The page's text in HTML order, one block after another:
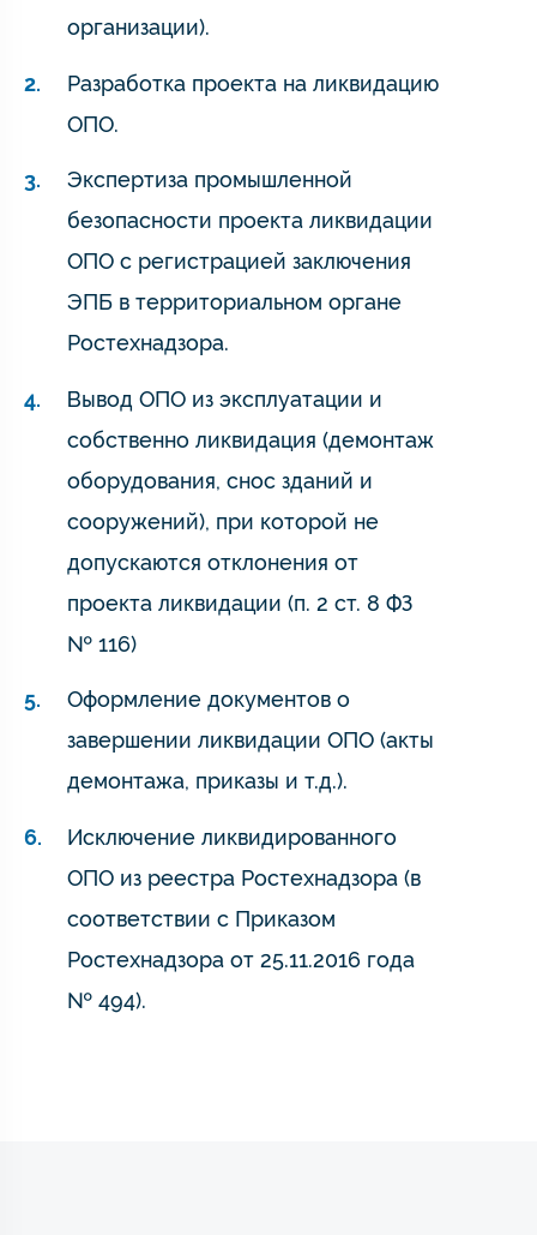
организации).
Разработка проекта на ликвидацию
ОПО.
Экспертиза промышленной
безопасности проекта ликвидации
ОПО с регистрацией заключения
ЭПБ в территориальном органе
Ростехнадзора.
Вывод ОПО из эксплуатации и
собственно ликвидация (демонтаж
оборудования, снос зданий и
сооружений), при которой не
допускаются отклонения от
проекта ликвидации (п. 2 ст. 8 ФЗ
№ 116)
Оформление документов о
завершении ликвидации ОПО (акты
демонтажа, приказы и т.д.).
Исключение ликвидированного
ОПО из реестра Ростехнадзора (в
соответствии с Приказом
Ростехнадзора от 25.11.2016 года
№ 494).